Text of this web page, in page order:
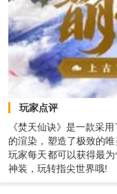
玩家点评
《焚天仙诀》是一款采
的渲染，塑造了极致的
玩家每天都可以获得最
神装，玩转指尖世界哦!